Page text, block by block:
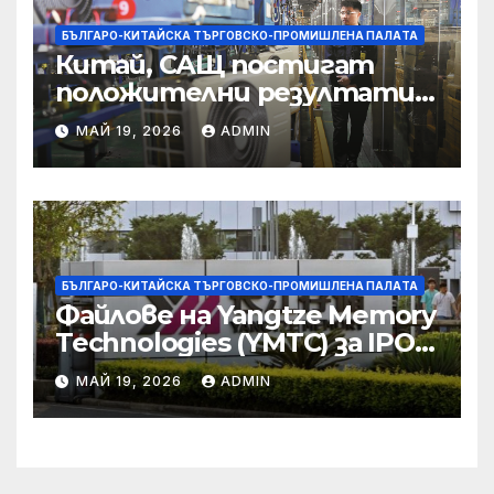
БЪЛГАРО-КИТАЙСКА ТЪРГОВСКО-ПРОМИШЛЕНА ПАЛAТА
Китай, САЩ постигат
положителни резултати в
икономическите и
търговски консултации:
министерство
МАЙ 19, 2026 ADMIN
БЪЛГАРО-КИТАЙСКА ТЪРГОВСКО-ПРОМИШЛЕНА ПАЛAТА
Файлове на Yangtze Memory
Technologies (YMTC) за IPO
на STAR Market
МАЙ 19, 2026 ADMIN